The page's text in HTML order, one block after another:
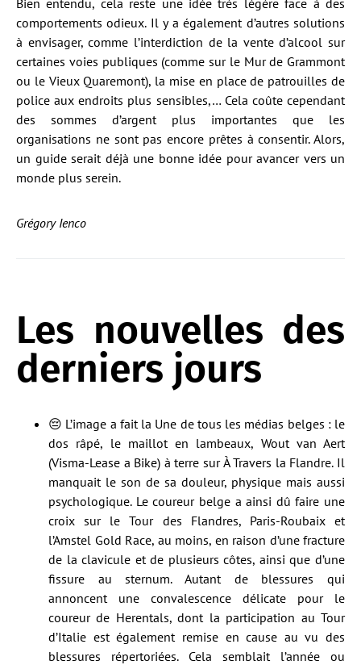
comportements odieux. Il y a également d’autres solutions
à envisager, comme l’interdiction de la vente d’alcool sur
certaines voies publiques (comme sur le Mur de Grammont
ou le Vieux Quaremont), la mise en place de patrouilles de
police aux endroits plus sensibles,… Cela coûte cependant
des sommes d’argent plus importantes que les
organisations ne sont pas encore prêtes à consentir. Alors,
un guide serait déjà une bonne idée pour avancer vers un
monde plus serein.
Grégory Ienco
Les nouvelles des
derniers jours
😔 L’image a fait la Une de tous les médias belges : le
dos râpé, le maillot en lambeaux, Wout van Aert
(Visma-Lease a Bike) à terre sur À Travers la Flandre. Il
manquait le son de sa douleur, physique mais aussi
psychologique. Le coureur belge a ainsi dû faire une
croix sur le Tour des Flandres, Paris-Roubaix et
l’Amstel Gold Race, au moins, en raison d’une fracture
de la clavicule et de plusieurs côtes, ainsi que d’une
fissure au sternum. Autant de blessures qui
annoncent une convalescence délicate pour le
coureur de Herentals, dont la participation au Tour
d’Italie est également remise en cause au vu des
blessures répertoriées. Cela semblait l’année ou